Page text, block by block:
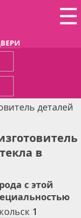
☰
деталей
в
с этой
1